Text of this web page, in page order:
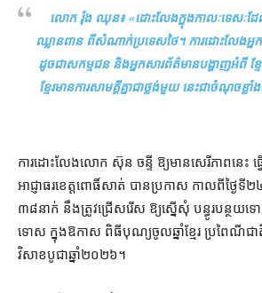
លោក រ៉ុង ឈុន៖ «ដោះលែង​ក្នុង​កាលៈទេសៈ​ដែ
ឈ្លានពាន ពី​សំណាក់​ប្រទេស​ថៃ។ ការ​ដោះលែង​
ដូចជា​សកម្មជន និង​អ្នកសារព័ត៌មាន​បង្ហាញ​អំពី ខ្មែរ​
ខ្មែរ​មានការ​សាមគ្គី​គ្នា​ជា​ថ្លង់​មួយ នេះ​ជា​ចំណុចខ្ល
ការ​ដោះលែង​លោក ស៊ុន ចន្ទី ឱ្យ​មាន​សេរីភាព​នេះ
អាជ្ញាធរ​ខេត្ត​ពោធិ៍សាត់ បាន​ប្រកាស កាល​ពី​ថ្ងៃទី​
៣៨​នាក់ នឹង​ត្រូវ​ជ្រើសរើស ឱ្យ​ស្នើសុំ បន្ធូរ​បន្ថយ
ទោស ក្នុង​ឱកាស ពិធីបុណ្យ​ចូលឆ្នាំ​ខ្មែរ ប្រពៃណី​
វិសាខបូជា​ឆ្នាំ​២០២៦។